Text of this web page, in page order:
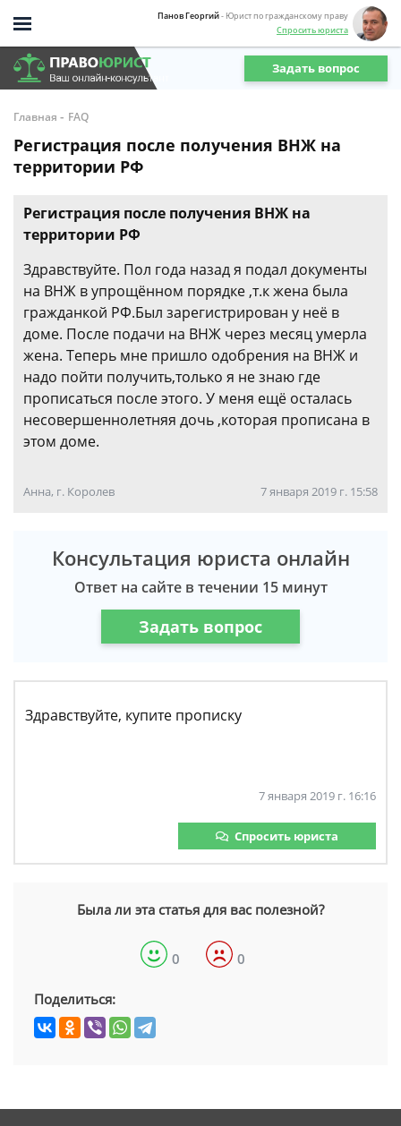
Панов Георгий- Юрист по гражданскому праву
Спросить юриста
Задать вопрос
Главная - FAQ
Регистрация после получения ВНЖ на
территории РФ
Регистрация после получения ВНЖ на
территории РФ
Здравствуйте. Пол года назад я подал документы
на ВНЖ в упрощённом порядке ,т.к жена была
гражданкой РФ.Был зарегистрирован у неё в
доме. После подачи на ВНЖ через месяц умерла
жена. Теперь мне пришло одобрения на ВНЖ и
надо пойти получить,только я не знаю где
прописаться после этого. У меня ещё осталась
несовершеннолетняя дочь ,которая прописана в
этом доме.
Анна, г. Королев 7 января 2019 г. 15:58
Консультация юриста онлайн
Ответ на сайте в течении 15 минут
Задать вопрос
Здравствуйте, купите прописку
7 января 2019 г. 16:16
Спросить юриста
Была ли эта статья для вас полезной?
0 0
Поделиться: